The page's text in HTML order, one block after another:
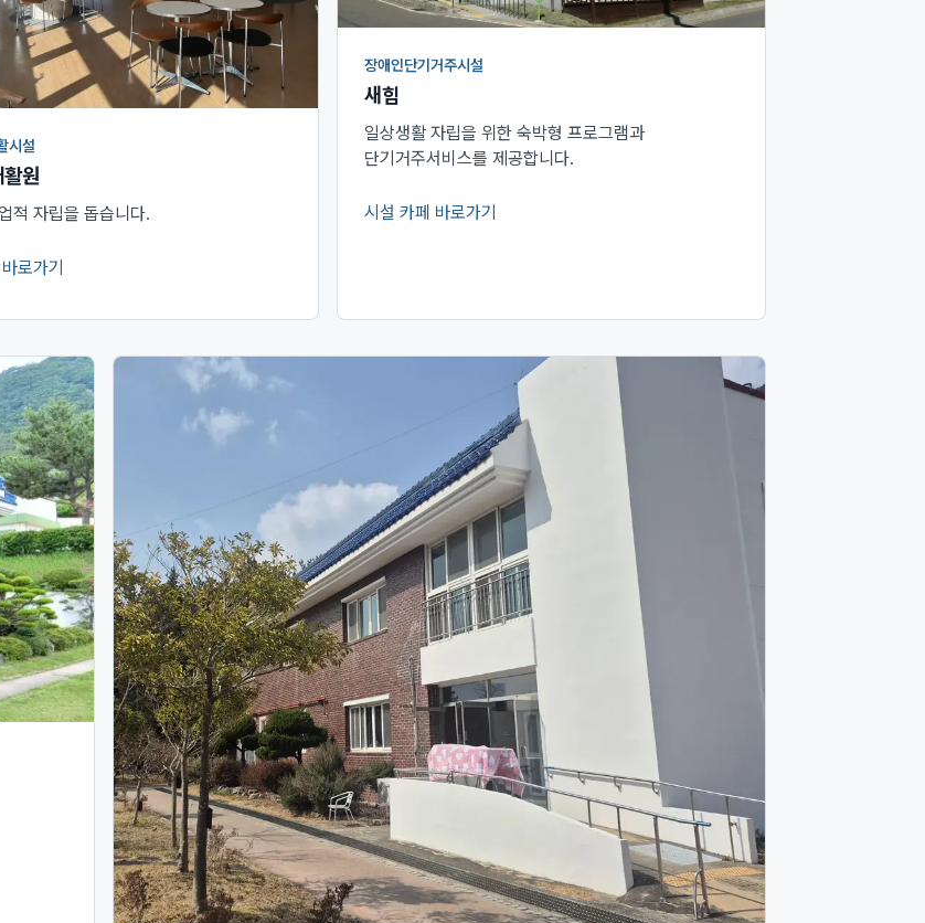
시설
원
적 자립을 돕습니다.
로가기
림)
장애인단기거주시설
새힘
일상생활 자립을 위한 숙박형 프로그램과
단기거주서비스를 제공합니다.
시설 카페 바로가기
(새 창에서 열림)